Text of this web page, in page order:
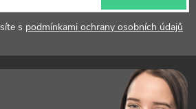
s podmínkami ochrany osobních údajů